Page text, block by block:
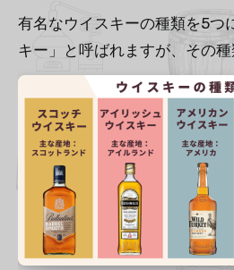
有名なウイスキーの種類を5つ
キー」と呼ばれますが、その種